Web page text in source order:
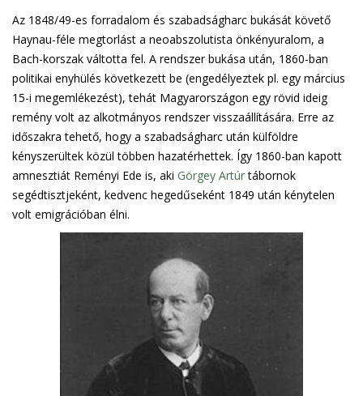
Az 1848/49-es forradalom és szabadságharc bukását követő
Haynau-féle megtorlást a neoabszolutista önkényuralom, a
Bach-korszak váltotta fel. A rendszer bukása után, 1860-ban
politikai enyhülés következett be (engedélyeztek pl. egy március
15-i megemlékezést), tehát Magyarországon egy rövid ideig
remény volt az alkotmányos rendszer visszaállítására. Erre az
időszakra tehető, hogy a szabadságharc után külföldre
kényszerültek közül többen hazatérhettek. Így 1860-ban kapott
amnesztiát Reményi Ede is, aki Görgey Artúrtábornok
segédtisztjeként, kedvenc hegedűseként 1849 után kénytelen
volt emigrációban élni.